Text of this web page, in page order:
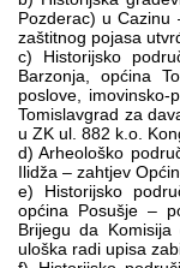
Pozderac) u Cazinu
zaštitnog pojasa
c) Historijsko
Barzonja, općina
poslove,
Tomislavgrad za
u ZK ul. 882 k.o.
d) Arheološko
Ilidža – zahtjev
e) Historijsko
općina Posušje –
Brijegu da
uloška radi upisa